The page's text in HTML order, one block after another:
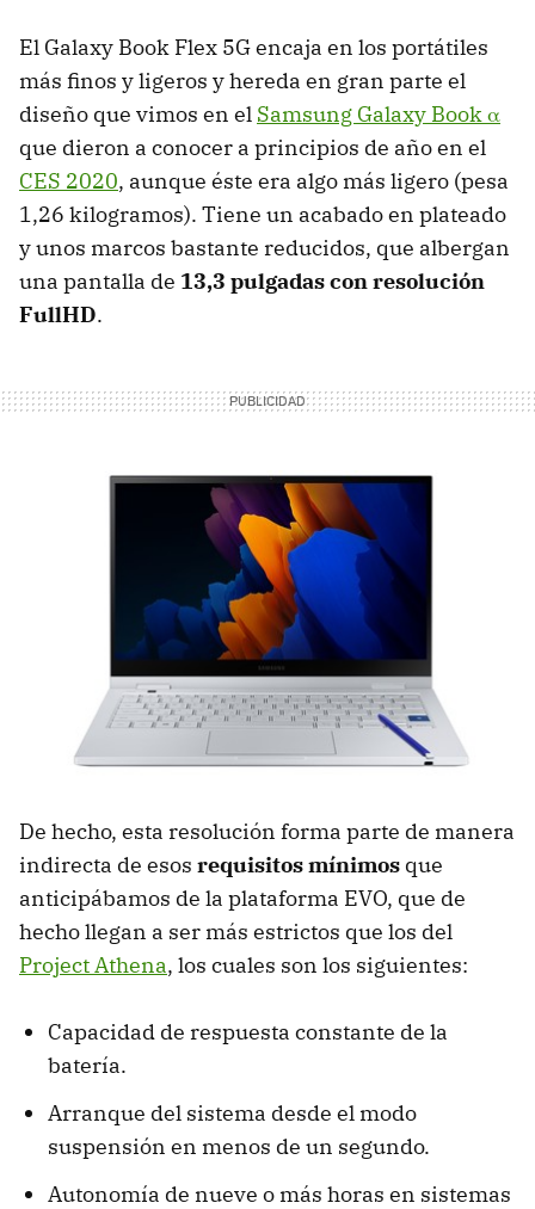
El Galaxy Book Flex 5G encaja en los portátiles
más finos y ligeros y hereda en gran parte el
diseño que vimos en el Samsung Galaxy Book α
que dieron a conocer a principios de año en el
CES 2020, aunque éste era algo más ligero (pesa
1,26 kilogramos). Tiene un acabado en plateado
y unos marcos bastante reducidos, que albergan
una pantalla de 13,3 pulgadas con resolución
FullHD.
De hecho, esta resolución forma parte de manera
indirecta de esos requisitos mínimos que
anticipábamos de la plataforma EVO, que de
hecho llegan a ser más estrictos que los del
Project Athena, los cuales son los siguientes:
Capacidad de respuesta constante de la
batería.
Arranque del sistema desde el modo
suspensión en menos de un segundo.
Autonomía de nueve o más horas en sistemas